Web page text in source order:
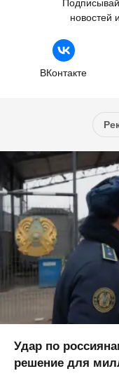
новостей
ВКонтакте
Удар по
решение для